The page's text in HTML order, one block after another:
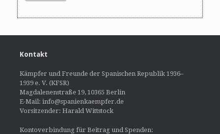
Kontakt
Kämpfer und Freunde der Spanischen Republik 1936–
1939 e. V. (KFSR)
Magdalenenstraße 19, 10365 Berlin
E-Mail: info@spanienkaempfer.de
Vorsitzender: Harald Wittstock
Kontoverbindung für Beitrag und Spenden: